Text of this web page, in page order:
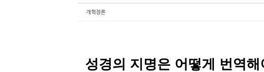
개혁정론
성경의 지명은 어떻게 번역